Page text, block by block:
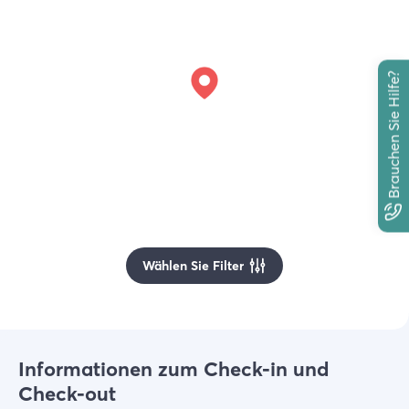
Brauchen Sie Hilfe?
Wählen Sie Filter
Informationen zum Check-in und
Check-out